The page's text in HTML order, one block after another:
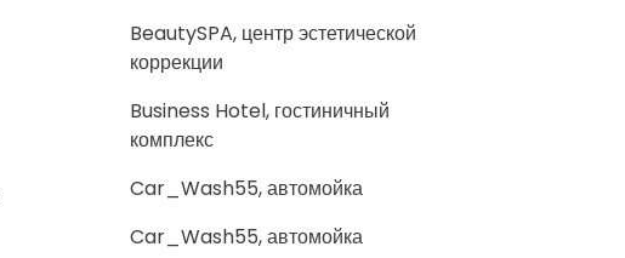
BeautySPA, центр эстетической
коррекции
Business Hotel, гостиничный
комплекс
Car_Wash55, автомойка
Car_Wash55, автомойка